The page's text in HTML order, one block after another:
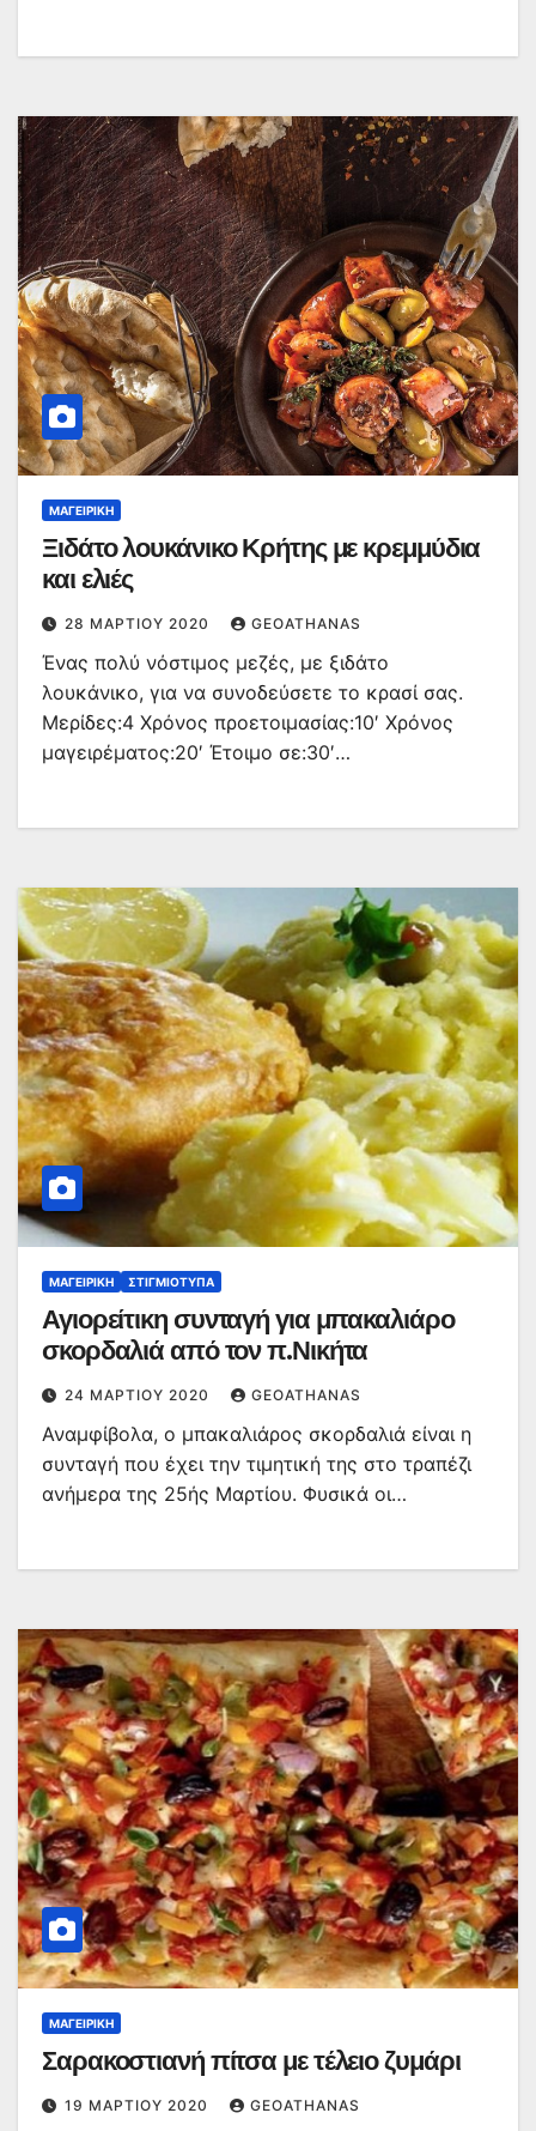
ΜΑΓΕΙΡΙΚΉ
Ξιδάτο λουκάνικο Κρήτης με κρεμμύδια
και ελιές
28 ΜΑΡΤΊΟΥ 2020 GEOATHANAS
Ένας πολύ νόστιμος μεζές, με ξιδάτο
λουκάνικο, για να συνοδεύσετε το κρασί σας.
Μερίδες:4 Χρόνος προετοιμασίας:10′ Χρόνος
μαγειρέματος:20′ Έτοιμο σε:30′…
ΜΑΓΕΙΡΙΚΉ ΣΤΙΓΜΙΌΤΥΠΑ
Αγιορείτικη συνταγή για μπακαλιάρο
σκορδαλιά από τον π.Νικήτα
24 ΜΑΡΤΊΟΥ 2020 GEOATHANAS
Αναμφίβολα, ο μπακαλιάρος σκορδαλιά είναι η
συνταγή που έχει την τιμητική της στο τραπέζι
ανήμερα της 25ής Μαρτίου. Φυσικά οι…
ΜΑΓΕΙΡΙΚΉ
Σαρακοστιανή πίτσα με τέλειο ζυμάρι
19 ΜΑΡΤΊΟΥ 2020 GEOATHANAS